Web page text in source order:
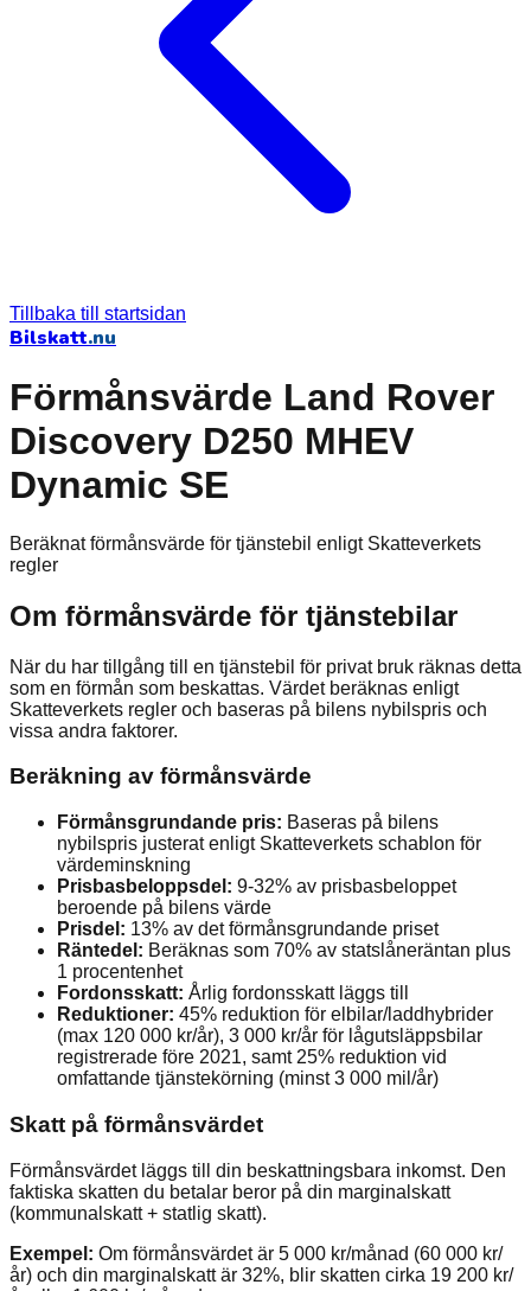
Tillbaka till startsidan
Bilskatt.nu
Förmånsvärde Land Rover
Discovery D250 MHEV
Dynamic SE
Beräknat förmånsvärde för tjänstebil enligt Skatteverkets
regler
Om förmånsvärde för tjänstebilar
När du har tillgång till en tjänstebil för privat bruk räknas detta
som en förmån som beskattas. Värdet beräknas enligt
Skatteverkets regler och baseras på bilens nybilspris och
vissa andra faktorer.
Beräkning av förmånsvärde
Förmånsgrundande pris: Baseras på bilens
nybilspris justerat enligt Skatteverkets schablon för
värdeminskning
Prisbasbeloppsdel: 9-32% av prisbasbeloppet
beroende på bilens värde
Prisdel: 13% av det förmånsgrundande priset
Räntedel: Beräknas som 70% av statslåneräntan plus
1 procentenhet
Fordonsskatt: Årlig fordonsskatt läggs till
Reduktioner: 45% reduktion för elbilar/laddhybrider
(max 120 000 kr/år), 3 000 kr/år för lågutsläppsbilar
registrerade före 2021, samt 25% reduktion vid
omfattande tjänstekörning (minst 3 000 mil/år)
Skatt på förmånsvärdet
Förmånsvärdet läggs till din beskattningsbara inkomst. Den
faktiska skatten du betalar beror på din marginalskatt
(kommunalskatt + statlig skatt).
Exempel: Om förmånsvärdet är 5 000 kr/månad (60 000 kr/
år) och din marginalskatt är 32%, blir skatten cirka 19 200 kr/